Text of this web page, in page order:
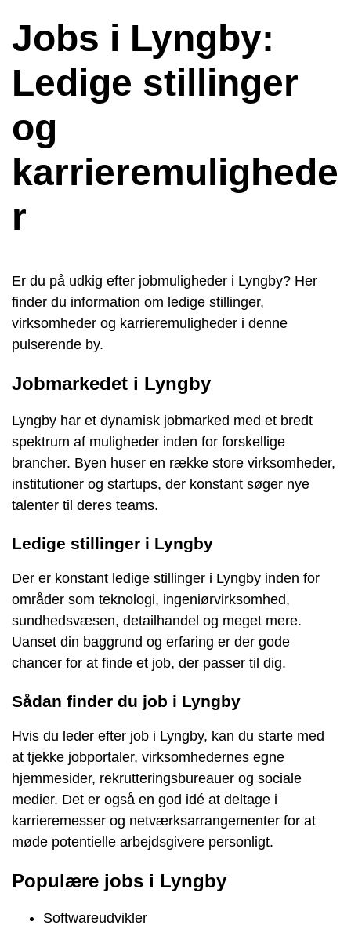
Jobs i Lyngby:
Ledige stillinger
og
karrieremulighede
r
Er du på udkig efter jobmuligheder i Lyngby? Her
finder du information om ledige stillinger,
virksomheder og karrieremuligheder i denne
pulserende by.
Jobmarkedet i Lyngby
Lyngby har et dynamisk jobmarked med et bredt
spektrum af muligheder inden for forskellige
brancher. Byen huser en række store virksomheder,
institutioner og startups, der konstant søger nye
talenter til deres teams.
Ledige stillinger i Lyngby
Der er konstant ledige stillinger i Lyngby inden for
områder som teknologi, ingeniørvirksomhed,
sundhedsvæsen, detailhandel og meget mere.
Uanset din baggrund og erfaring er der gode
chancer for at finde et job, der passer til dig.
Sådan finder du job i Lyngby
Hvis du leder efter job i Lyngby, kan du starte med
at tjekke jobportaler, virksomhedernes egne
hjemmesider, rekrutteringsbureauer og sociale
medier. Det er også en god idé at deltage i
karrieremesser og netværksarrangementer for at
møde potentielle arbejdsgivere personligt.
Populære jobs i Lyngby
Softwareudvikler